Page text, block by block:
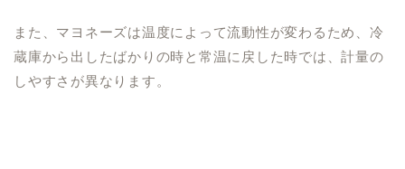
また、マヨネーズは温度によって流動性が変わるため、冷
蔵庫から出したばかりの時と常温に戻した時では、計量の
しやすさが異なります。